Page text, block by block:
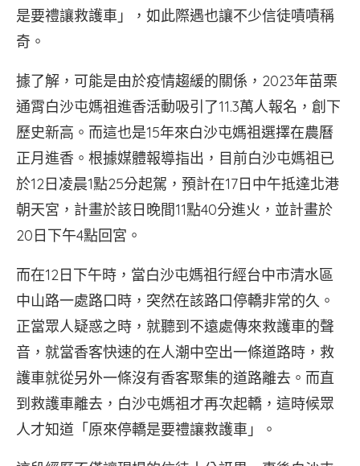
是要禮讓救護車」，如此際遇也讓不少信徒嘖嘖稱
奇。
據了解，可能是由於疫情趨緩的關係，2023年苗栗
通霄白沙屯媽祖進香活動吸引了11.3萬人報名，創下
歷史新高。而這也是15年來白沙屯媽祖選擇在農曆
正月進香。根據媒體報導指出，目前白沙屯媽祖已
於12日凌晨1點25分起駕，預計在17日中午抵達北港
朝天宮，計畫於該日晚間11點40分進火，並計畫於
20日下午4點回宮。
而在12日下午時，當白沙屯媽祖行經台中市清水區
中山路一處路口時，突然在該路口停轎非常的久。
正當眾人疑惑之時，就聽到不遠處傳來救護車的聲
音，就當香客快速的在人潮中空出一條道路時，救
護車就從另外一條沒有香客聚集的道路離去。而直
到救護車離去，白沙屯媽祖才再次起轎，這時候眾
人才知道「原來停轎是要禮讓救護車」。